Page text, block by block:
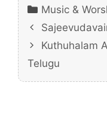
Categories
Music &
Kuthuhalam
Telugu